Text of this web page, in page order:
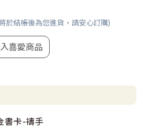
於結帳後為您進貨，請安心訂購)
喜愛商品
書卡-禱手